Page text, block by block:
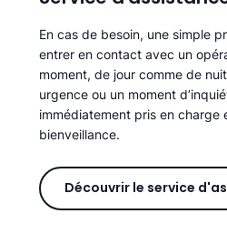
En cas de besoin, une simple
entrer en contact avec un
moment, de jour comme de
urgence ou un moment
immédiatement pris en charge
bienveillance.
Découvrir le service